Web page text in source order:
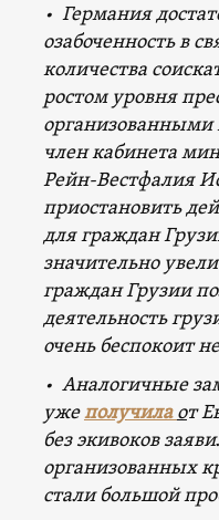
• Германия
озабоченность в
количества
ростом уровня
организованными
член кабинета
Рейн-Вестфалия
приостановить
для граждан
значительно
граждан Грузии
деятельность
очень беспокоит
• Аналогичные
ужеполучилаот
без экивоков
организованных
стали большой